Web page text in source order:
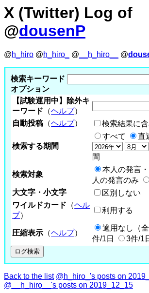
X (Twitter) Log of
@dousenP
@h_hiro @h_hiro_ @ __h_hiro__ @
検索キーワード
オプション
【試験運用中】除外キ
ーワード （ヘルプ）
自動投稿 （ヘルプ） 検索結果に
検索する期間
すべて
直
間
検索対象
本人の発言
人の発言のみ
大文字・小文字
区別しない
ワイルドカード （ヘル
プ）
利用する
圧縮表示 （ヘルプ）
適用なし（全
件/1日
3件/1
Back to the list @h_hiro_'s posts on
@__h_hiro__'s posts on 2019_12_15